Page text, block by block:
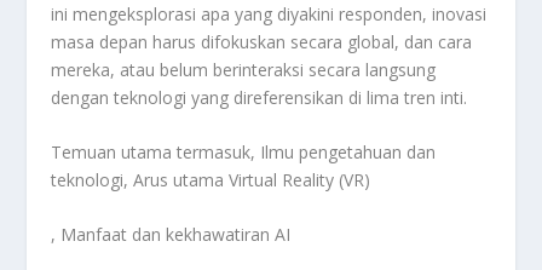
ini mengeksplorasi apa yang diyakini responden, inovasi
masa depan harus difokuskan secara global, dan cara
mereka, atau belum berinteraksi secara langsung
dengan teknologi yang direferensikan di lima tren inti.
Temuan utama termasuk, Ilmu pengetahuan dan
teknologi, Arus utama Virtual Reality (VR)
, Manfaat dan kekhawatiran AI